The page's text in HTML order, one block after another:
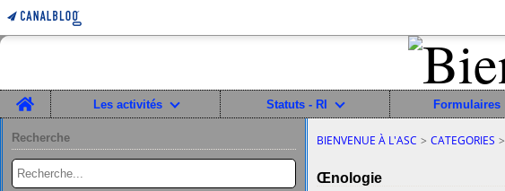
Home
Les activités Statuts - RI Formulaires
Recherche BIENVENUE À L'ASC > CATEGORIES >
Œnologie